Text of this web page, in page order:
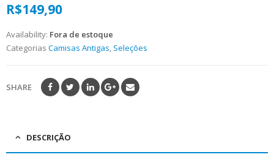
out
of
R$149,90
Availability: Fora de estoque
Categorias Camisas Antigas, Seleções
SHARE
DESCRIÇÃO